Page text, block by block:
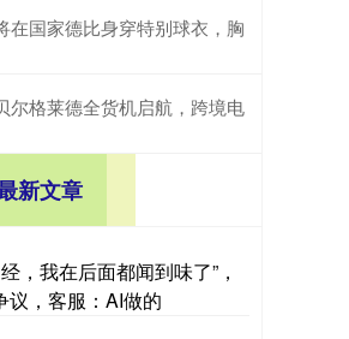
在国家德比身穿特别球衣，胸
尔格莱德全货机启航，跨境电
新文章
，我在后面都闻到味了”，
议，客服：AI做的